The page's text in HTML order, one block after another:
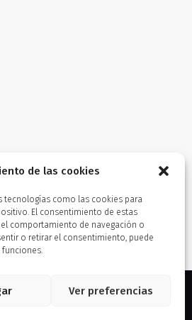
de las cookies
tecnologías como las cookies para
El consentimiento de estas
comportamiento de navegación o
o retirar el consentimiento, puede
funciones.
Ver preferencias